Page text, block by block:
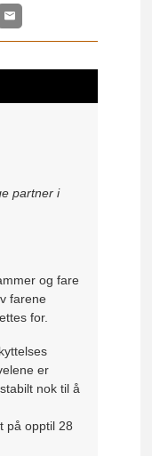
partner i
og fare
farene
for.
er
nok til å
på opptil 28